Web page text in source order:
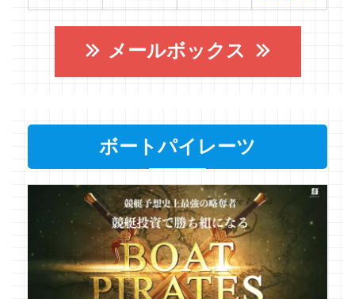
メールボックス
ボートパイレーツ